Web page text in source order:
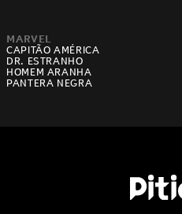
MARVEL
CAPITÃO AMÉRICA
DR. ESTRANHO
HOMEM ARANHA
PANTERA NEGRA